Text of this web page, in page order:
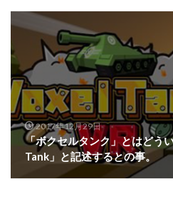
2017年12月29日
「ボクセルタンク」とはどう
Tank」と記述するとの事。